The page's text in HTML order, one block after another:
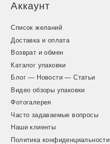
Аккаунт
Список желаний
Доставка и оплата
Возврат и обмен
Каталог упаковки
Блог — Новости — Статьи
Видео обзоры упаковки
Фотогалерея
Часто задаваемые вопросы
Наши клиенты
Политика конфиденциальности